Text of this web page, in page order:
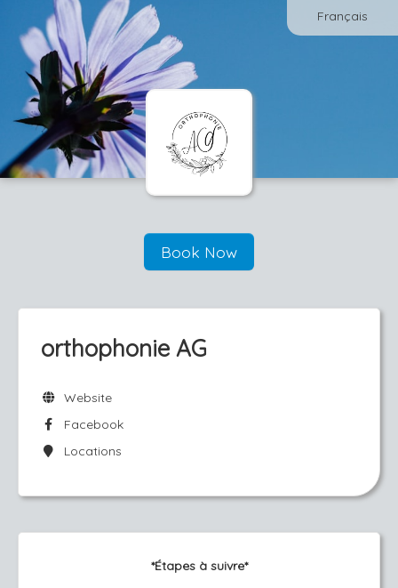
Français
Book Now
orthophonie AG
Website
Facebook
Locations
*Étapes à suivre*